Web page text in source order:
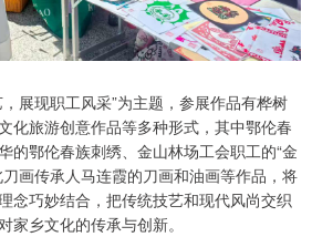
展现职工风采”为主题，参展作品有桦树
化旅游创意作品等多种形式，其中鄂伦春
的鄂伦春族刺绣、金山林场工会职工的“金
画传承人马连霞的刀画和油画等作品，将
念巧妙结合，把传统技艺和现代风尚交织
家乡文化的传承与创新。